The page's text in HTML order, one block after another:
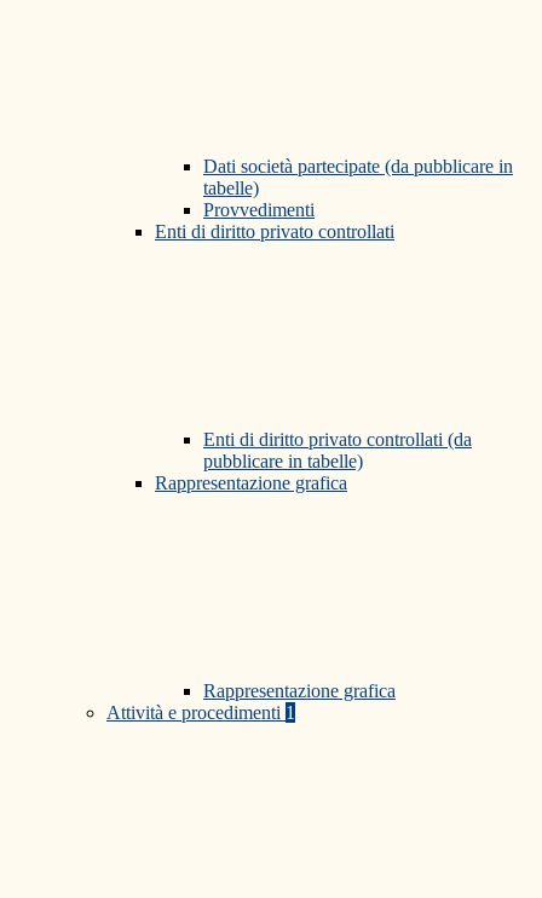
Dati società partecipate (da pubblicare in
tabelle)
Provvedimenti
Enti di diritto privato controllati
Enti di diritto privato controllati (da
pubblicare in tabelle)
Rappresentazione grafica
Rappresentazione grafica
Attività e procedimenti 1